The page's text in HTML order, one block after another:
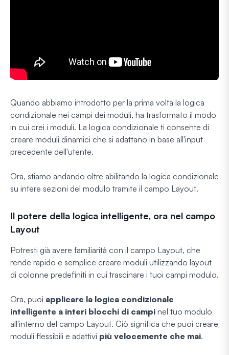
Quando abbiamo introdotto per la prima volta la logica
condizionale nei campi dei moduli, ha trasformato il modo
in cui crei i moduli. La logica condizionale ti consente di
creare moduli dinamici che si adattano in base all'input
precedente dell'utente.
Ora, stiamo andando oltre abilitando la logica condizionale
su intere sezioni del modulo tramite il campo Layout.
Il potere della logica intelligente, ora nel campo
Layout
Potresti già avere familiarità con il campo Layout, che
rende rapido e semplice creare moduli utilizzando layout
di colonne predefiniti in cui trascinare i tuoi campi modulo.
Ora, puoi applicare la logica condizionale
intelligente a interi blocchi di campi nel tuo modulo
all'interno del campo Layout. Ciò significa che puoi creare
moduli flessibili e adattivi più velocemente che mai.